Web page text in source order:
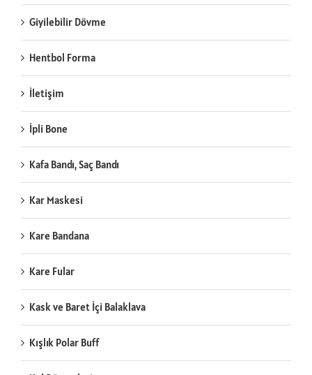
Giyilebilir Dövme
Hentbol Forma
İletişim
İpli Bone
Kafa Bandı, Saç Bandı
Kar Maskesi
Kare Bandana
Kare Fular
Kask ve Baret İçi Balaklava
Kışlık Polar Buff